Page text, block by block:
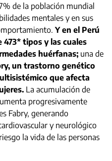
de la población mundial
mentales y en sus
Y en el Perú
tipos y las cuales
huérfanas; una de
un trastorno genético
que afecta
La acumulación de
progresivamente
Fabry, generando
y neurológico
la vida de las personas